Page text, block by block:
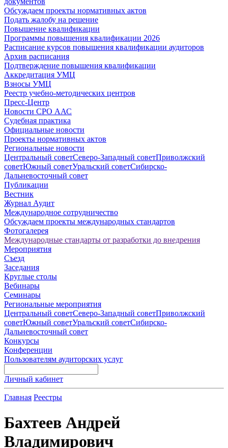
Обсуждаем проекты нормативных актов
Подать жалобу на решение
Повышение квалификации
Программы повышения квалификации 2026
Расписание курсов повышения квалификации аудиторов
Архив расписания
Подтверждение повышения квалификации
Аккредитация УМЦ
Взносы УМЦ
Реестр учебно-методических центров
Пресс-Центр
Новости СРО ААС
Судебная практика
Официальные новости
Проекты нормативных актов
Региональные новости
Центральный советСеверо-Западный советПриволжский
советЮжный советУральский советСибирско-
Дальневосточный совет
Публикации
Вестник
Журнал Аудит
Международное сотрудничество
Обсуждаем проекты международных стандартов
Фотогалерея
Международные стандарты от разработки до внедрения
Мероприятия
Съезд
Заседания
Круглые столы
Вебинары
Семинары
Региональные мероприятия
Центральный советСеверо-Западный советПриволжский
советЮжный советУральский советСибирско-
Дальневосточный совет
Конкурсы
Конференции
Пользователям аудиторских услуг
Личный кабинет
Главная Реестры
Бахтеев Андрей
Владимирович